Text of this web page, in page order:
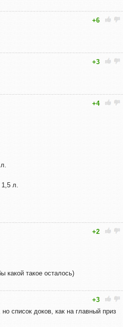
+6
+3
+4
л.
+2
какой такое осталось)
+3
список доков, как на главный приз